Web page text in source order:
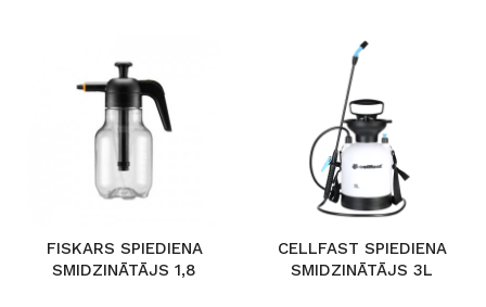
FISKARS SPIEDIENA
SMIDZINĀTĀJS 1,8
CELLFAST SPIEDIENA
SMIDZINĀTĀJS 3L